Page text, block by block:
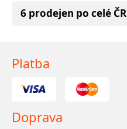
6 prodejen po celé ČR
Platba
Doprava